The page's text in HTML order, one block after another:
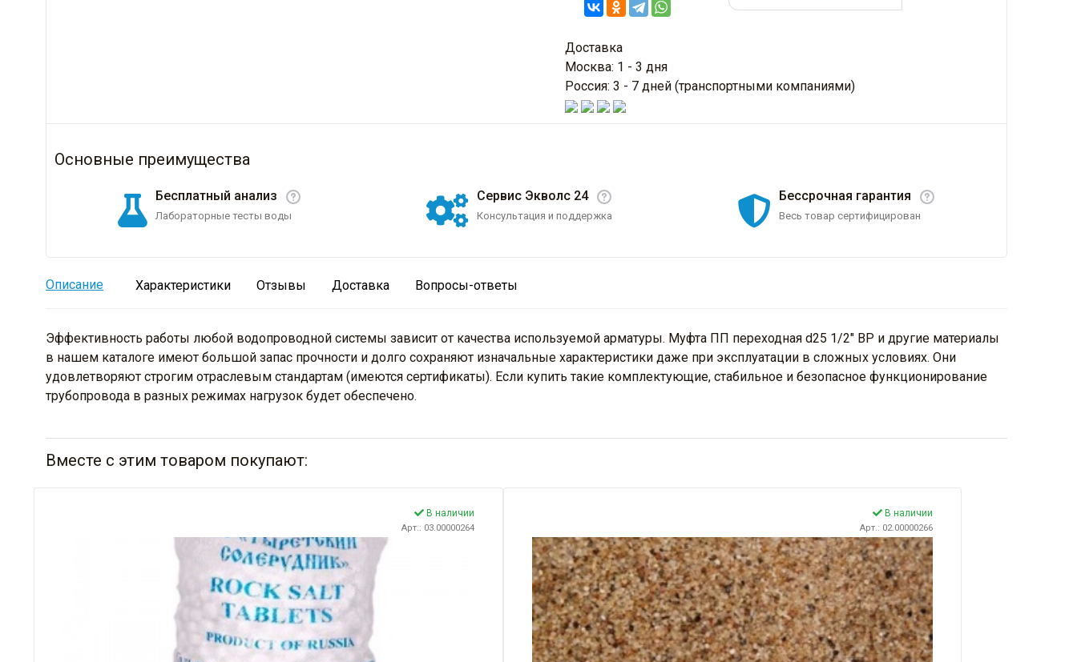
Доставка
Москва: 1 - 3 дня
Россия: 3 - 7 дней (транспортными компаниями)
Основные преимущества
Бесплатный анализ
Лабораторные тесты воды
Сервис Экволс 24
Консультация и поддержка
Бессрочная гарантия
Весь товар сертифицирован
Описание Характеристики Отзывы Доставка Вопросы-ответы
Эффективность работы любой водопроводной системы зависит от качества используемой арматуры. Муфта ПП переходная d25 1/2" ВР и другие материалы
в нашем каталоге имеют большой запас прочности и долго сохраняют изначальные характеристики даже при эксплуатации в сложных условиях. Они
удовлетворяют строгим отраслевым стандартам (имеются сертификаты). Если купить такие комплектующие, стабильное и безопасное функционирование
трубопровода в разных режимах нагрузок будет обеспечено.
Вместе с этим товаром покупают:
В наличии
Арт.: 03.00000264
В наличии
Арт.: 02.00000266